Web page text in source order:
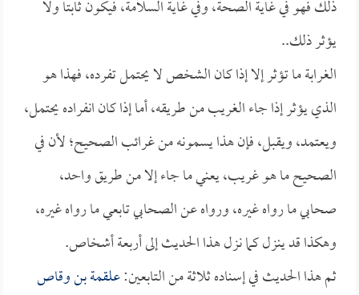
ذلك فهو في غاية الصحة، وفي غاية السلامة، فيكون ثابتاً ولا
يؤثر ذلك..
الغرابة ما تؤثر إلا إذا كان الشخص لا يحتمل تفرده، فهذا هو
الذي يؤثر إذا جاء الغريب من طريقه، أما إذا كان انفراده يحتمل،
ويعتمد، ويقبل، فإن هذا يسمونه من غرائب الصحيح؛ لأن في
الصحيح ما هو غريب، يعني ما جاء إلا من طريق واحد،
صحابي ما رواه غيره، ورواه عن الصحابي تابعي ما رواه غيره،
وهكذا قد ينزل كما نزل هذا الحديث إلى أربعة أشخاص.
ثم هذا الحديث في إسناده ثلاثة من التابعين:علقمة بن وقاص